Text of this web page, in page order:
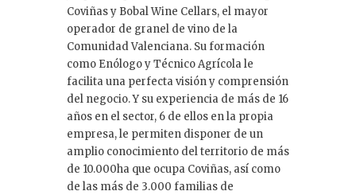
Coviñas y Bobal Wine Cellars, el mayor
operador de granel de vino de la
Comunidad Valenciana. Su formación
como Enólogo y Técnico Agrícola le
facilita una perfecta visión y comprensión
del negocio. Y su experiencia de más de 16
años en el sector, 6 de ellos en la propia
empresa, le permiten disponer de un
amplio conocimiento del territorio de más
de 10.000ha que ocupa Coviñas, así como
de las más de 3.000 familias de